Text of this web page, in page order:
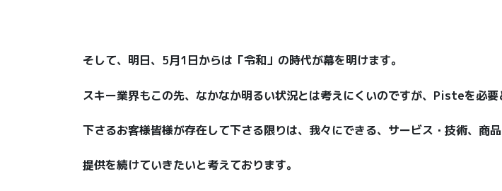
そして、明日、5月1日からは「令和」の時代が幕を明けます。
スキー業界もこの先、なかなか明るい状況とは考えにくいのですが、Pisteを必要
下さるお客様皆様が存在して下さる限りは、我々にできる、サービス・技術、商
提供を続けていきたいと考えております。